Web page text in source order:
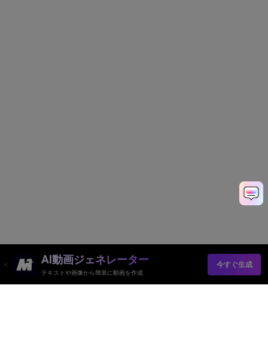
AI動画ジェネレーター
テキストや画像から簡単に動画を作成
今すぐ生成